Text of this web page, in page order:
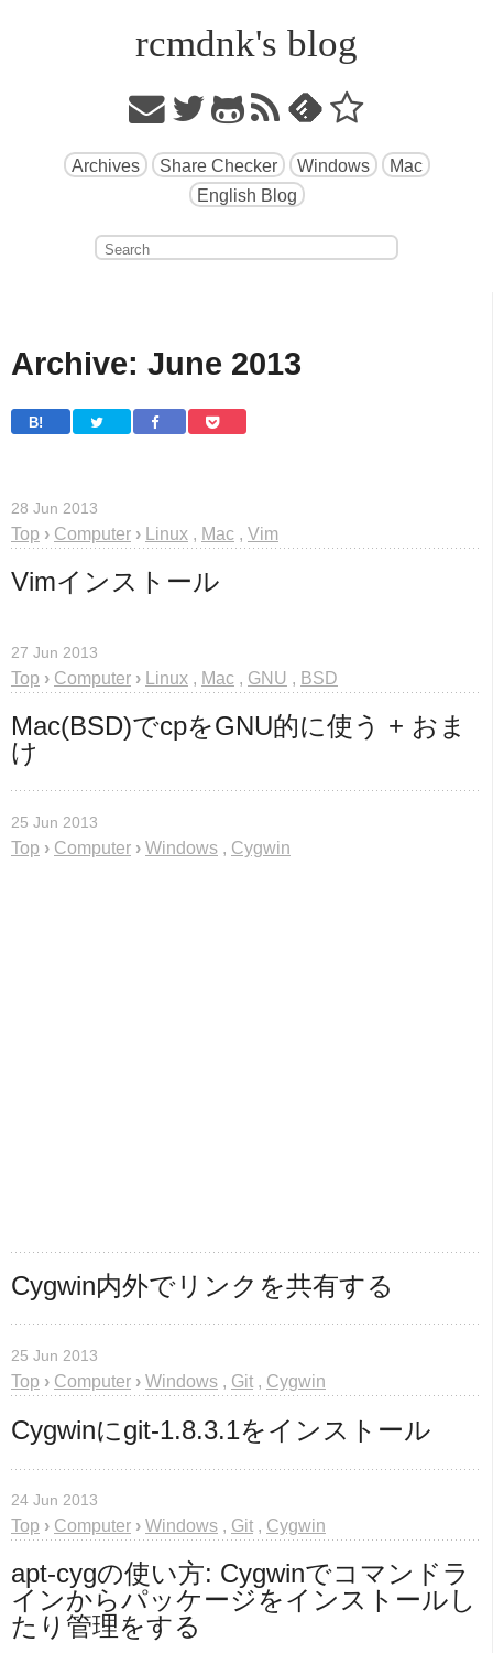
rcmdnk's blog
Archives Share Checker Windows
Mac
English Blog
Archive: June 2013
B!
28 Jun 2013
Top › Computer › Linux , Mac , Vim
Vimインストール
27 Jun 2013
Top › Computer › Linux , Mac , GNU , BSD
Mac(BSD)でcpをGNU的に使う + おま
け
25 Jun 2013
Top › Computer › Windows , Cygwin
Cygwin内外でリンクを共有する
25 Jun 2013
Top › Computer › Windows , Git , Cygwin
Cygwinにgit-1.8.3.1をインストール
24 Jun 2013
Top › Computer › Windows , Git , Cygwin
apt-cygの使い方: Cygwinでコマンドラ
インからパッケージをインストールし
たり管理をする